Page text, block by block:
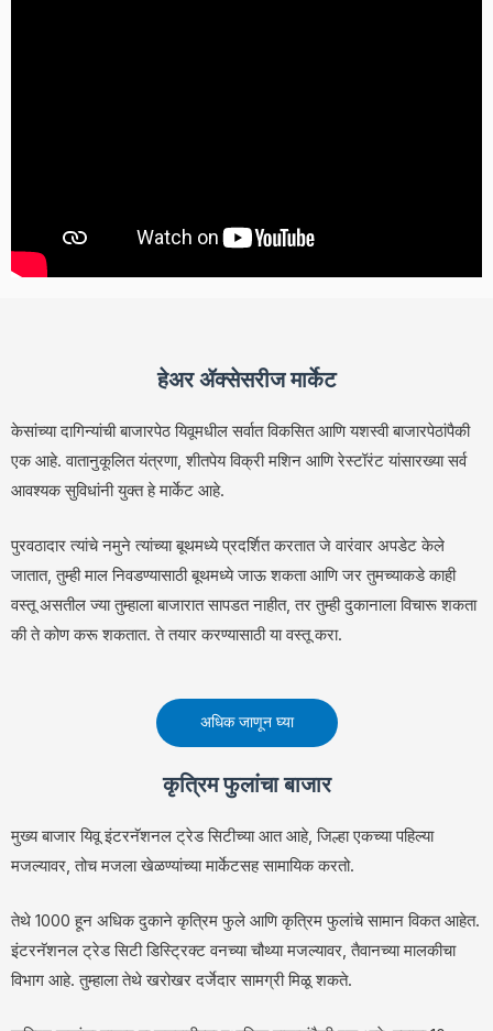
हेअर ॲक्सेसरीज मार्केट
केसांच्या दागिन्यांची बाजारपेठ यिवूमधील सर्वात विकसित आणि यशस्वी बाजारपेठांपैकी
एक आहे. वातानुकूलित यंत्रणा, शीतपेय विक्री मशिन आणि रेस्टॉरंट यांसारख्या सर्व
आवश्यक सुविधांनी युक्त हे मार्केट आहे.
पुरवठादार त्यांचे नमुने त्यांच्या बूथमध्ये प्रदर्शित करतात जे वारंवार अपडेट केले
जातात, तुम्ही माल निवडण्यासाठी बूथमध्ये जाऊ शकता आणि जर तुमच्याकडे काही
वस्तू असतील ज्या तुम्हाला बाजारात सापडत नाहीत, तर तुम्ही दुकानाला विचारू शकता
की ते कोण करू शकतात. ते तयार करण्यासाठी या वस्तू करा.
अधिक जाणून घ्या
कृत्रिम फुलांचा बाजार
मुख्य बाजार यिवू इंटरनॅशनल ट्रेड सिटीच्या आत आहे, जिल्हा एकच्या पहिल्या
मजल्यावर, तोच मजला खेळण्यांच्या मार्केटसह सामायिक करतो.
तेथे 1000 हून अधिक दुकाने कृत्रिम फुले आणि कृत्रिम फुलांचे सामान विकत आहेत.
इंटरनॅशनल ट्रेड सिटी डिस्ट्रिक्ट वनच्या चौथ्या मजल्यावर, तैवानच्या मालकीचा
विभाग आहे. तुम्हाला तेथे खरोखर दर्जेदार सामग्री मिळू शकते.